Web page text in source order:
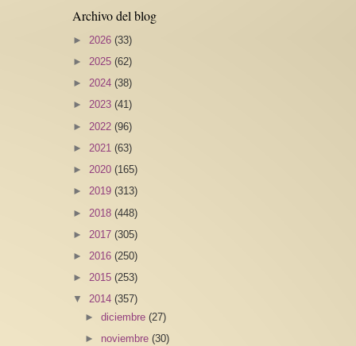
Archivo del blog
► 2026 (33)
► 2025 (62)
► 2024 (38)
► 2023 (41)
► 2022 (96)
► 2021 (63)
► 2020 (165)
► 2019 (313)
► 2018 (448)
► 2017 (305)
► 2016 (250)
► 2015 (253)
▼ 2014 (357)
►diciembre(27)
► noviembre(30)